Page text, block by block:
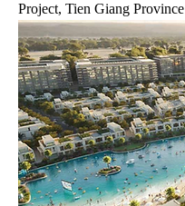
Project, Tien Giang Province